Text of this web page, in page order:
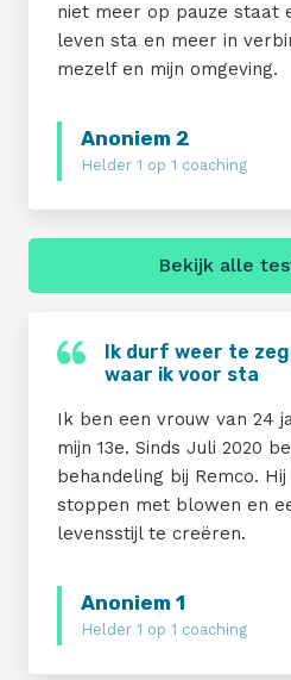
niet meer op pauze staat
leven sta en meer in
mezelf en mijn omgeving.
Anoniem 2
Helder 1 op 1 coaching
Bekijk alle
Ik durf weer te
waar ik voor sta
Ik ben een vrouw van 24
mijn 13e. Sinds Juli 2020
behandeling bij Remco.
stoppen met blowen en
levensstijl te creëren.
Anoniem 1
Helder 1 op 1 coaching